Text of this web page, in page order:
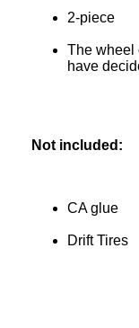
2-piece
The wheel
have
Not included:
CA glue
Drift Tires